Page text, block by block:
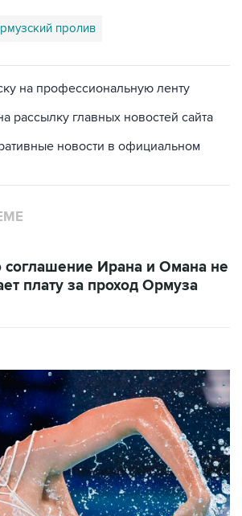
пролив
на профессиональную ленту
рассылку главных новостей сайта
новости в официальном
соглашение Ирана и Омана не
плату за проход Ормуза